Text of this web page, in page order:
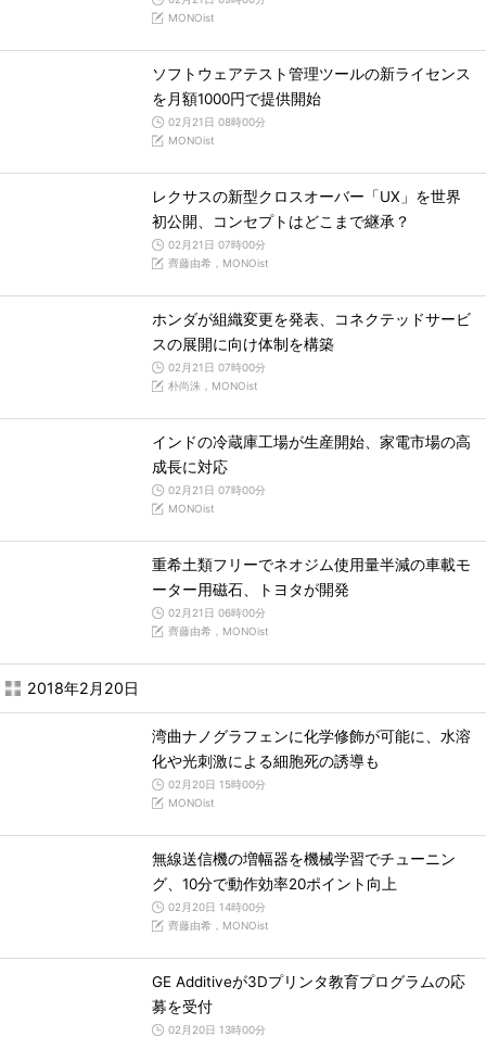
MONOist
ソフトウェアテスト管理ツールの新ライセンス
を月額1000円で提供開始
02月21日 08時00分
MONOist
レクサスの新型クロスオーバー「UX」を世界
初公開、コンセプトはどこまで継承？
02月21日 07時00分
齊藤由希，MONOist
ホンダが組織変更を発表、コネクテッドサービ
スの展開に向け体制を構築
02月21日 07時00分
朴尚洙，MONOist
インドの冷蔵庫工場が生産開始、家電市場の高
成長に対応
02月21日 07時00分
MONOist
重希土類フリーでネオジム使用量半減の車載モ
ーター用磁石、トヨタが開発
02月21日 06時00分
齊藤由希，MONOist
2018年2月20日
湾曲ナノグラフェンに化学修飾が可能に、水溶
化や光刺激による細胞死の誘導も
02月20日 15時00分
MONOist
無線送信機の増幅器を機械学習でチューニン
グ、10分で動作効率20ポイント向上
02月20日 14時00分
齊藤由希，MONOist
GE Additiveが3Dプリンタ教育プログラムの応
募を受付
02月20日 13時00分